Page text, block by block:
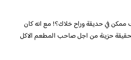
في حديقة وراح خلاك؟! مع انه كان
حزينة من اجل صاحب المطعم الاكل